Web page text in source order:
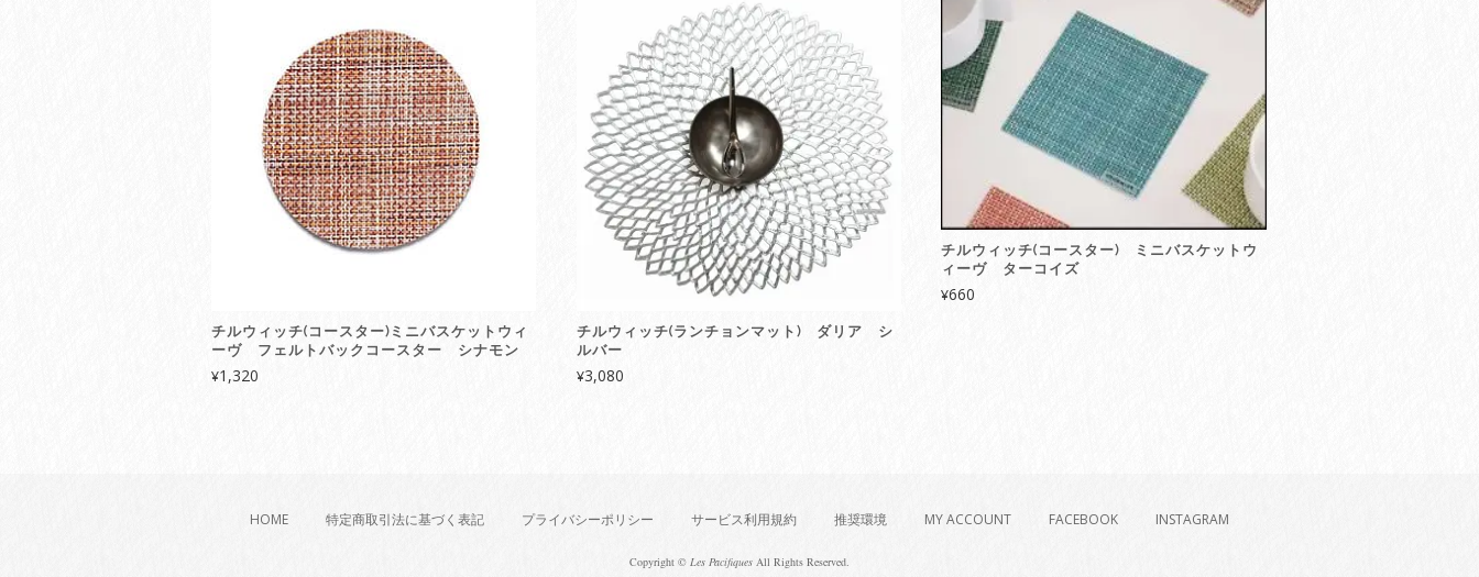
チルウィッチ(コースター)ミニバスケットウィ
ーヴ フェルトバックコースター シナモン
¥1,320
チルウィッチ(ランチョンマット) ダリア シ
ルバー
¥3,080
チルウィッチ(コースター) ミニバスケットウ
ィーヴ ターコイズ
¥660
HOME 特定商取引法に基づく表記 プライバシーポリシー サービス利用規約 推奨環境 MY ACCOUNT FACEBOOK INSTAGRAM
Copyright © Les Pacifiques All Rights Reserved.